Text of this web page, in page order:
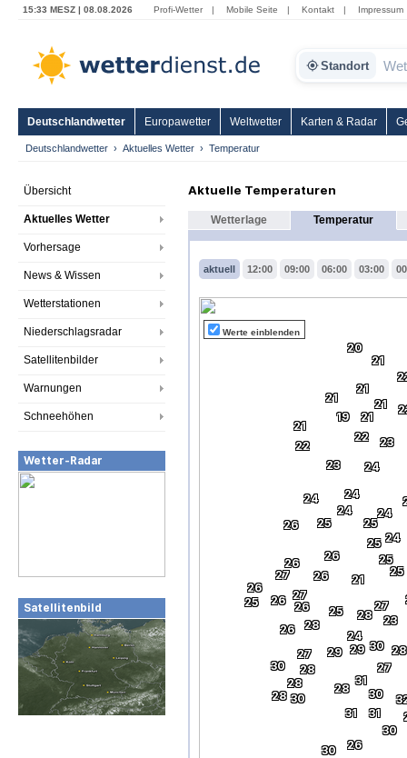
15:33 MESZ | 08.08.2026 Profi-Wetter | Mobile Seite | Kontakt | Impressum
Standort
Deutschlandwetter Europawetter Weltwetter Karten & Radar
Deutschlandwetter Aktuelles Wetter Temperatur
Übersicht
Aktuelles Wetter
Vorhersage
News & Wissen
Wetterstationen
Niederschlagsradar
Satellitenbilder
Warnungen
Schneehöhen
Wetter-Radar
Satellitenbild
Aktuelle Temperaturen
Wetterlage Temperatur
aktuell 12:00 09:00 06:00 03:00
Werte einblenden
25
26
28
24
28
26
24
22 23
24
21
24
27
21
22
26
29
26
23
26
29
28
27
21
23
28
21
24
27
30
21
19
24
25
20
26
24
31
25
27
31
25
27
28
21
26
26
30
31
30
25
21
25
30
28
30
30
25
28
26